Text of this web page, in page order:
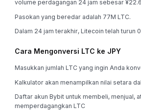
volume perdagangan 24 jam sebesar
Pasokan yang beredar adalah 77M LTC.
Dalam 24 jam terakhir, Litecoin telah turun
Cara Mengonversi LTC ke JPY
Masukkan jumlah LTC yang ingin Anda
Kalkulator akan menampilkan nilai setara
Daftar akun Bybit untuk membeli, menjual,
memperdagangkan LTC